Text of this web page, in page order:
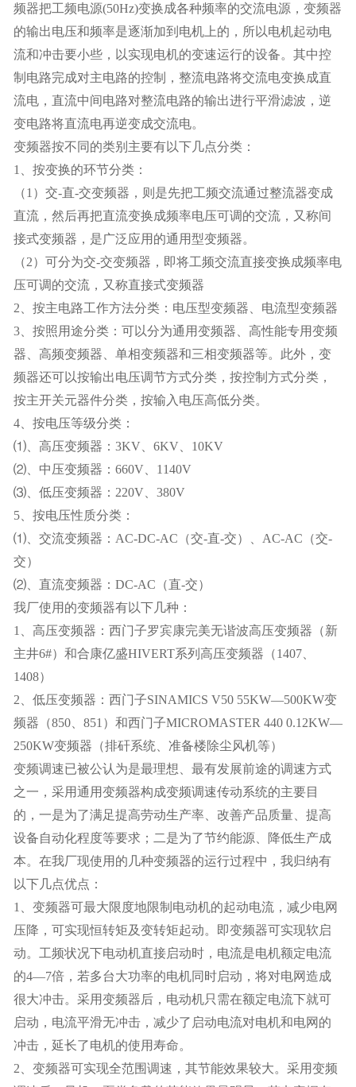
频器把工频电源(50Hz)变换成各种频率的交流电源，变频器
的输出电压和频率是逐渐加到电机上的，所以电机起动电
流和冲击要小些，以实现电机的变速运行的设备。其中控
制电路完成对主电路的控制，整流电路将交流电变换成直
流电，直流中间电路对整流电路的输出进行平滑滤波，逆
变电路将直流电再逆变成交流电。
变频器按不同的类别主要有以下几点分类：
1、按变换的环节分类：
（1）交-直-交变频器，则是先把工频交流通过整流器变成
直流，然后再把直流变换成频率电压可调的交流，又称间
接式变频器，是广泛应用的通用型变频器。
（2）可分为交-交变频器，即将工频交流直接变换成频率电
压可调的交流，又称直接式变频器
2、按主电路工作方法分类：电压型变频器、电流型变频器
3、按照用途分类：可以分为通用变频器、高性能专用变频
器、高频变频器、单相变频器和三相变频器等。此外，变
频器还可以按输出电压调节方式分类，按控制方式分类，
按主开关元器件分类，按输入电压高低分类。
4、按电压等级分类：
⑴、高压变频器：3KV、6KV、10KV
⑵、中压变频器：660V、1140V
⑶、低压变频器：220V、380V
5、按电压性质分类：
⑴、交流变频器：AC-DC-AC（交-直-交）、AC-AC（交-
交）
⑵、直流变频器：DC-AC（直-交）
我厂使用的变频器有以下几种：
1、高压变频器：西门子罗宾康完美无谐波高压变频器（新
主井6#）和合康亿盛HIVERT系列高压变频器（1407、
1408）
2、低压变频器：西门子SINAMICS V50 55KW—500KW变
频器（850、851）和西门子MICROMASTER 440 0.12KW—
250KW变频器（排矸系统、准备楼除尘风机等）
变频调速已被公认为是最理想、最有发展前途的调速方式
之一，采用通用变频器构成变频调速传动系统的主要目
的，一是为了满足提高劳动生产率、改善产品质量、提高
设备自动化程度等要求；二是为了节约能源、降低生产成
本。在我厂现使用的几种变频器的运行过程中，我归纳有
以下几点优点：
1、变频器可最大限度地限制电动机的起动电流，减少电网
压降，可实现恒转矩及变转矩起动。即变频器可实现软启
动。工频状况下电动机直接启动时，电流是电机额定电流
的4—7倍，若多台大功率的电机同时启动，将对电网造成
很大冲击。采用变频器后，电动机只需在额定电流下就可
启动，电流平滑无冲击，减少了启动电流对电机和电网的
冲击，延长了电机的使用寿命。
2、变频器可实现全范围调速，其节能效果较大。采用变频